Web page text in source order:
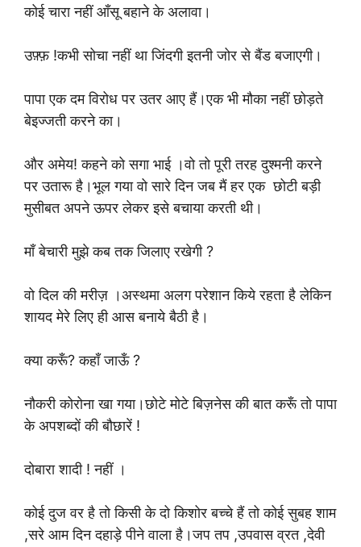
कोई चारा नहीं आँसू बहाने के अलावा।
उफ़्फ़ !कभी सोचा नहीं था जिंदगी इतनी जोर से बैंड बजाएगी।
पापा एक दम विरोध पर उतर आए हैं।एक भी मौका नहीं छोड़ते
बेइज्जती करने का।
और अमेय! कहने को सगा भाई ।वो तो पूरी तरह दुश्मनी करने
पर उतारू है।भूल गया वो सारे दिन जब मैं हर एक छोटी बड़ी
मुसीबत अपने ऊपर लेकर इसे बचाया करती थी।
माँ बेचारी मुझे कब तक जिलाए रखेगी ?
वो दिल की मरीज़ ।अस्थमा अलग परेशान किये रहता है लेकिन
शायद मेरे लिए ही आस बनाये बैठी है।
क्या करूँ? कहाँ जाऊँ ?
नौकरी कोरोना खा गया।छोटे मोटे बिज़नेस की बात करूँ तो पापा
के अपशब्दों की बौछारें !
दोबारा शादी ! नहीं ।
कोई दुज वर है तो किसी के दो किशोर बच्चे हैं तो कोई सुबह शाम
,सरे आम दिन दहाड़े पीने वाला है।जप तप ,उपवास व्रत ,देवी